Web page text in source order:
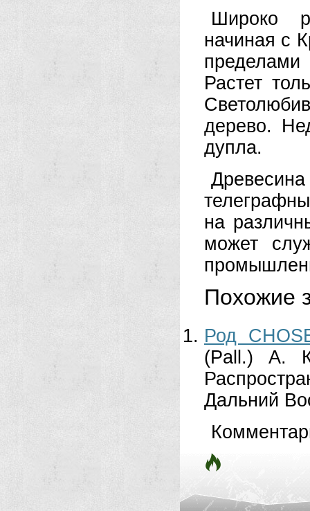
Широко
начиная с
Растет
дерево.
дупла.
на
может
Похожие
Род
(Pall.) А.
Дальний